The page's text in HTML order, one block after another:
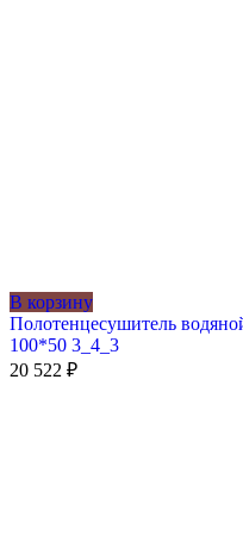
В корзину
Полотенцесушитель
100*50 3_4_3
20 522 ₽